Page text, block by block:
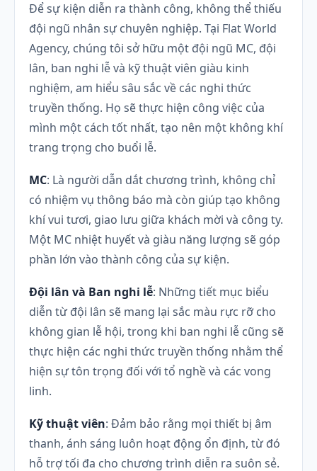
Để sự kiện diễn ra thành công, không thể thiếu
đội ngũ nhân sự chuyên nghiệp. Tại Flat World
Agency, chúng tôi sở hữu một đội ngũ MC, đội
lân, ban nghi lễ và kỹ thuật viên giàu kinh
nghiệm, am hiểu sâu sắc về các nghi thức
truyền thống. Họ sẽ thực hiện công việc của
mình một cách tốt nhất, tạo nên một không khí
trang trọng cho buổi lễ.
MC: Là người dẫn dắt chương trình, không chỉ
có nhiệm vụ thông báo mà còn giúp tạo không
khí vui tươi, giao lưu giữa khách mời và công ty.
Một MC nhiệt huyết và giàu năng lượng sẽ góp
phần lớn vào thành công của sự kiện.
Đội lân và Ban nghi lễ: Những tiết mục biểu
diễn từ đội lân sẽ mang lại sắc màu rực rỡ cho
không gian lễ hội, trong khi ban nghi lễ cũng sẽ
thực hiện các nghi thức truyền thống nhằm thể
hiện sự tôn trọng đối với tổ nghề và các vong
linh.
Kỹ thuật viên: Đảm bảo rằng mọi thiết bị âm
thanh, ánh sáng luôn hoạt động ổn định, từ đó
hỗ trợ tối đa cho chương trình diễn ra suôn sẻ.